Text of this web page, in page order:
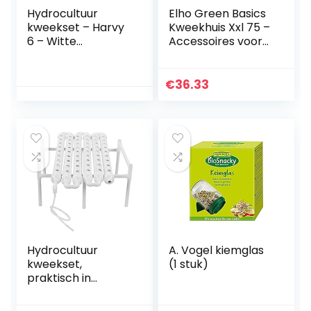
Hydrocultuur
kweekset – Harvy
6 – Witte
Elho Green Basics
Kweekhuis Xxl 75 –
Accessoires voor
es – Ø 74.8 x H 20.3
€36.33
Hydrocultuur
kweekset,
praktisch in
A. Vogel kiemglas
(1 stuk)